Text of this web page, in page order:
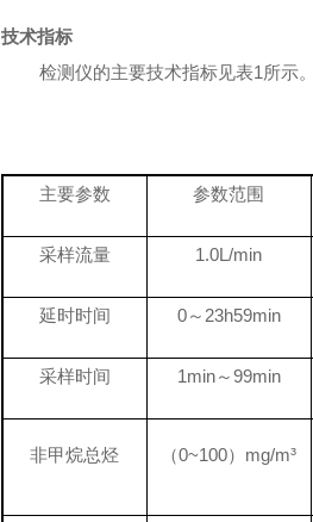
技术指标
检测仪的主要技术指标见表1 所示。
主要参数 参数范围
采样流量 1.0L/min
延时时间 0～ 23h59min
采样时间 1min～99min
非甲烷总烃 （0~100） mg/m³